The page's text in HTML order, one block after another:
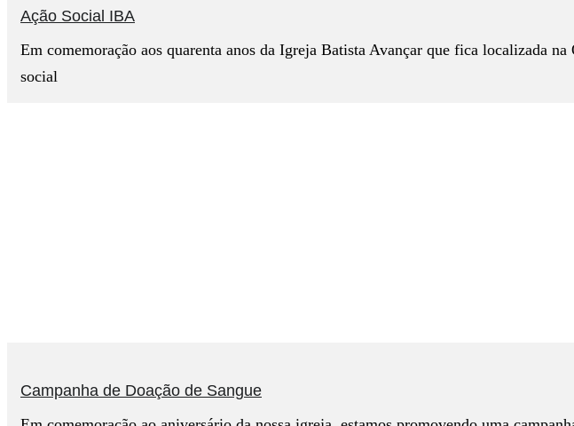
Ação Social IBA
Em comemoração aos quarenta anos da Igreja Batista Avançar que fica localizada
social
Campanha de Doação de Sangue